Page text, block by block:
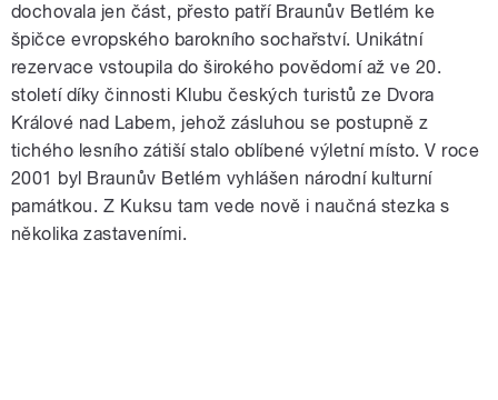
dochovala jen část, přesto patří Braunův Betlém ke
špičce evropského barokního sochařství. Unikátní
rezervace vstoupila do širokého povědomí až ve 20.
století díky činnosti Klubu českých turistů ze Dvora
Králové nad Labem, jehož zásluhou se postupně z
tichého lesního zátiší stalo oblíbené výletní místo. V roce
2001 byl Braunův Betlém vyhlášen národní kulturní
památkou. Z Kuksu tam vede nově i naučná stezka s
několika zastaveními.